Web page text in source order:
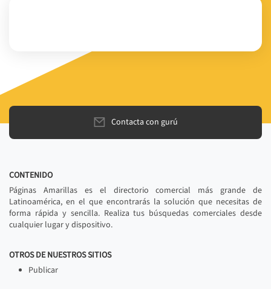
Contacta con gurú
CONTENIDO
Páginas Amarillas es el directorio comercial más grande de
Latinoamérica, en el que encontrarás la solución que necesitas de
forma rápida y sencilla. Realiza tus búsquedas comerciales desde
cualquier lugar y dispositivo.
OTROS DE NUESTROS SITIOS
Publicar